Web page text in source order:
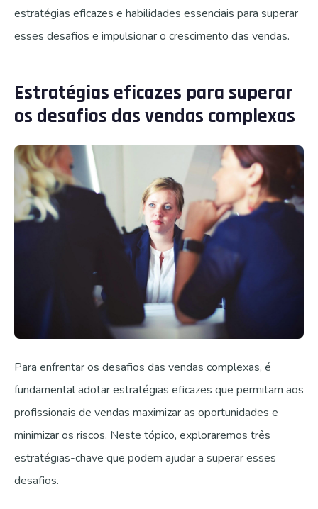
estratégias eficazes e habilidades essenciais para superar
esses desafios e impulsionar o crescimento das vendas.
Estratégias eficazes para superar
os desafios das vendas complexas
Para enfrentar os desafios das vendas complexas, é
fundamental adotar estratégias eficazes que permitam aos
profissionais de vendas maximizar as oportunidades e
minimizar os riscos. Neste tópico, exploraremos três
estratégias-chave que podem ajudar a superar esses
desafios.